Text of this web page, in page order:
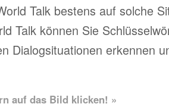
Talk bestens auf solche
Talk können Sie
Dialogsituationen erkennen
auf das Bild klicken! »